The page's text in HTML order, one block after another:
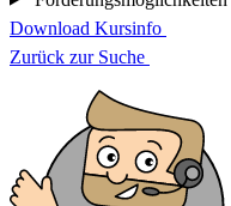
Download Kursinfo
Zurück zur Suche